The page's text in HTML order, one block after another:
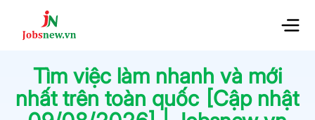
Tìm việc làm nhanh và mới
nhất trên toàn quốc [Cập nhật